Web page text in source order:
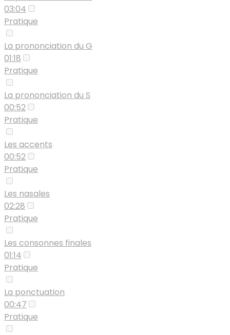
03:04
Pratique
La prononciation du G
01:18
Pratique
La prononciation du S
00:52
Pratique
Les accents
00:52
Pratique
Les nasales
02:28
Pratique
Les consonnes finales
01:14
Pratique
La ponctuation
00:47
Pratique